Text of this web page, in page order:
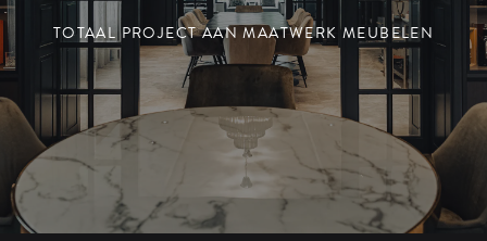
TOTAAL PROJECT AAN MAATWERK MEUBELEN